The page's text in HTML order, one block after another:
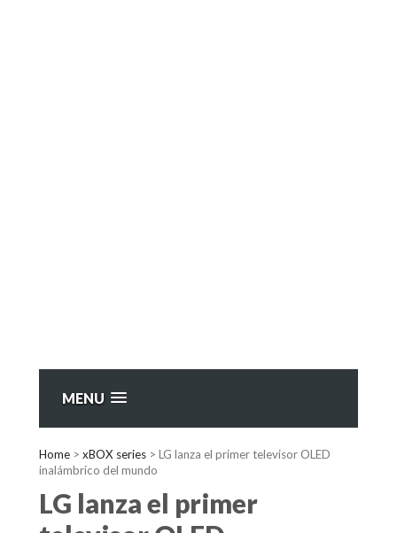
MENU
Home > xBOX series > LG lanza el primer televisor OLED
inalámbrico del mundo
LG lanza el primer